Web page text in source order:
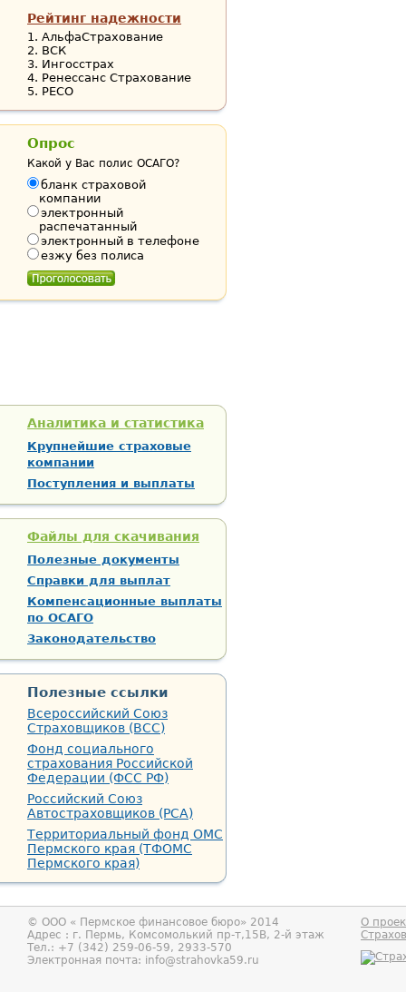
Рейтинг надежности
АльфаСтрахование
ВСК
Ингосстрах
Ренессанс Страхование
РЕСО
Опрос
Какой у Вас полис ОСАГО?
бланк страховой
компании
электронный
распечатанный
электронный в телефоне
езжу без полиса
Аналитика и статистика
Крупнейшие страховые
компании
Поступления и выплаты
Файлы для скачивания
Полезные документы
Справки для выплат
Компенсационные выплаты
по ОСАГО
Законодательство
Полезные ссылки
Всероссийский Союз
Страховщиков (ВСС)
Фонд социального
страхования Российской
Федерации (ФСС РФ)
Российский Союз
Автостраховщиков (РСА)
Территориальный фонд ОМС
Пермского края (ТФОМС
Пермского края)
© ООО « Пермское финансовое бюро» 2014
Адрес : г. Пермь, Комсомолький пр-т,15В, 2-й этаж
Тел.: +7 (342) 259-06-59, 2933-570
Электронная почта: info@strahovka59.ru
О